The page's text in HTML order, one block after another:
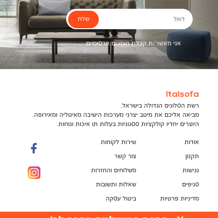
דואל
אני מאשר/ת קבלת חומרים פרסומיים
שלח
Italsofa
רשת הסלונים הגדולה בישראל,
מביאה אליכם את מיטב יצרני מערכות הישיבה מאיטליה ומאירופה,
היוצרים יחדיו קולקציות ססגוניות בעלות תו איכות ונוחות.
אודות
תקנון
נגישות
סניפים
מדיניות פרטיות
שירות לקוחות
צור קשר
משלוחים והחזרות
שאלות ותשובות
ביטול עסקה
תקנון מועדון לקוחות